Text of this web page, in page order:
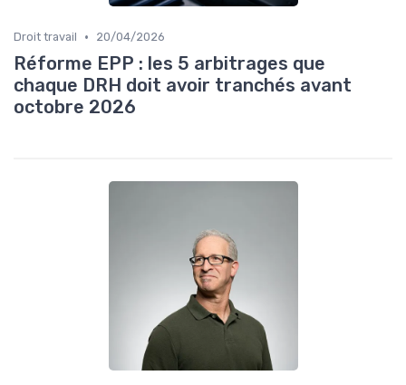
Droit travail • 20/04/2026
Réforme EPP : les 5 arbitrages que
chaque DRH doit avoir tranchés avant
octobre 2026